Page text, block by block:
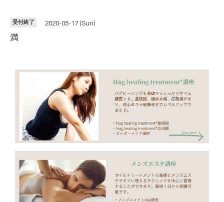
受付終了 2020-05-17 (Sun)
満